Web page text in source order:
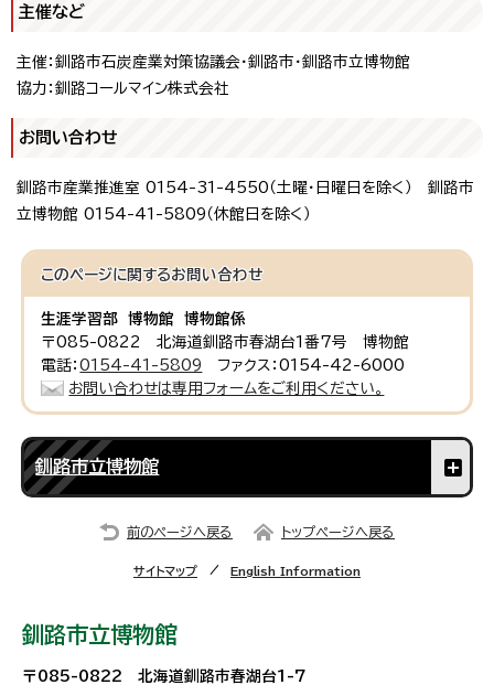
主催など
主催：釧路市石炭産業対策協議会・釧路市・釧路市立博物館
協力：釧路コールマイン株式会社
お問い合わせ
釧路市産業推進室 0154-31-4550（土曜・日曜日を除く） 釧路市
立博物館 0154-41-5809（休館日を除く）
このページに関するお問い合わせ
生涯学習部 博物館 博物館係
〒085-0822 北海道釧路市春湖台1番7号 博物館
電話：0154-41-5809
ファクス：0154-42-6000
お問い合わせは専用フォームをご利用ください。
釧路市立博物館
前のページへ戻る トップページへ戻る
サイトマップ English Information
釧路市立博物館
〒085-0822 北海道釧路市春湖台1-7